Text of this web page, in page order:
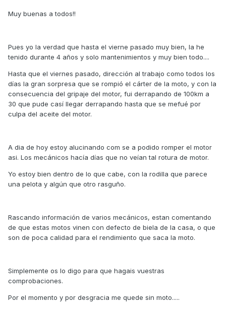
Muy buenas a todos!!
Pues yo la verdad que hasta el vierne pasado muy bien, la he
tenido durante 4 años y solo mantenimientos y muy bien todo....
Hasta que el viernes pasado, dirección al trabajo como todos los
días la gran sorpresa que se rompió el cárter de la moto, y con la
consecuencia del gripaje del motor, fui derrapando de 100km a
30 que pude casí llegar derrapando hasta que se mefué por
culpa del aceite del motor.
A dia de hoy estoy alucinando com se a podido romper el motor
asi. Los mecánicos hacía días que no veían tal rotura de motor.
Yo estoy bien dentro de lo que cabe, con la rodilla que parece
una pelota y algún que otro rasguño.
Rascando información de varios mecánicos, estan comentando
de que estas motos vinen con defecto de biela de la casa, o que
son de poca calidad para el rendimiento que saca la moto.
Simplemente os lo digo para que hagais vuestras
comprobaciones.
Por el momento y por desgracia me quede sin moto.....